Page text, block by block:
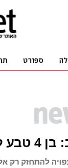
למוות
להתחזק רק